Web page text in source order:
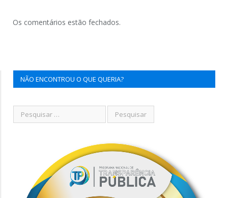
Os comentários estão fechados.
NÃO ENCONTROU O QUE QUERIA?